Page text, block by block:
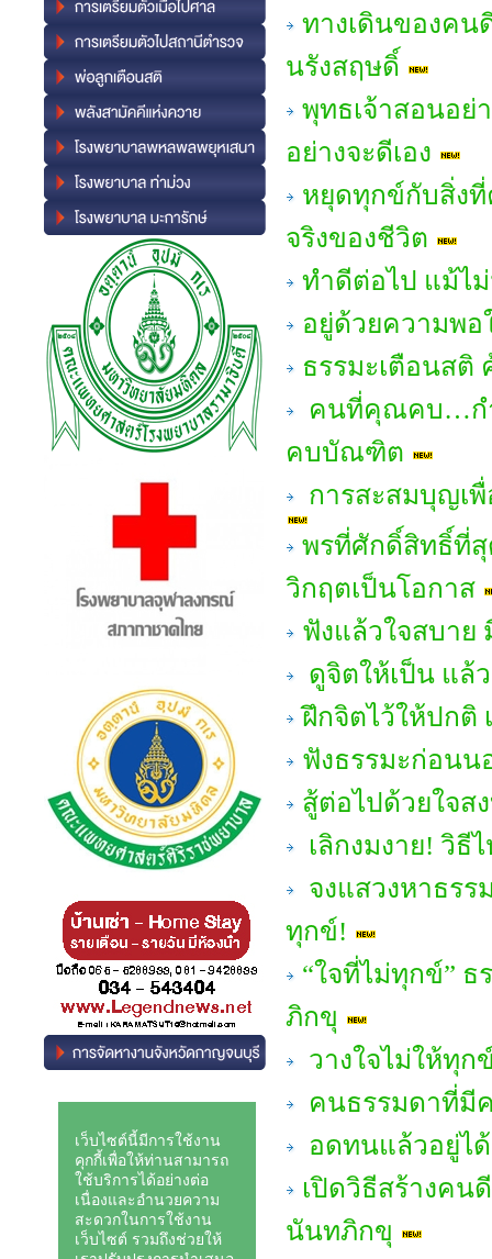
ทางเดินของค
นรังสฤษดิ์
พุทธเจ้าสอนอย่
อย่างจะดีเอง
หยุดทุกข์กับสิ่งที่
จริงของชีวิต
ทำดีต่อไป แม้ไ
อยู่ด้วยความพ
ธรรมะเตือนส
คนที่คุณคบ…กำ
คบบัณฑิต
การสะสมบุญเ
พรที่ศักดิ์สิทธิ์ที่สุ
วิกฤตเป็นโอกาส
ฟังแล้วใจสบาย
ดูจิตให้เป็น แล้
ฝึกจิตไว้ให้ปก
ฟังธรรมะก่อนน
สู้ต่อไปด้วยใจ
เลิกงมงาย! วิ
จงแสวงหาธรร
ทุกข์!
“ใจที่ไม่ทุกข์”
ภิกขุ
วางใจไม่ให้ทุก
คนธรรมดาที่มี
อดทนแล้วอยู่ไ
เปิดวิธีสร้างคน
นันทภิกขุ